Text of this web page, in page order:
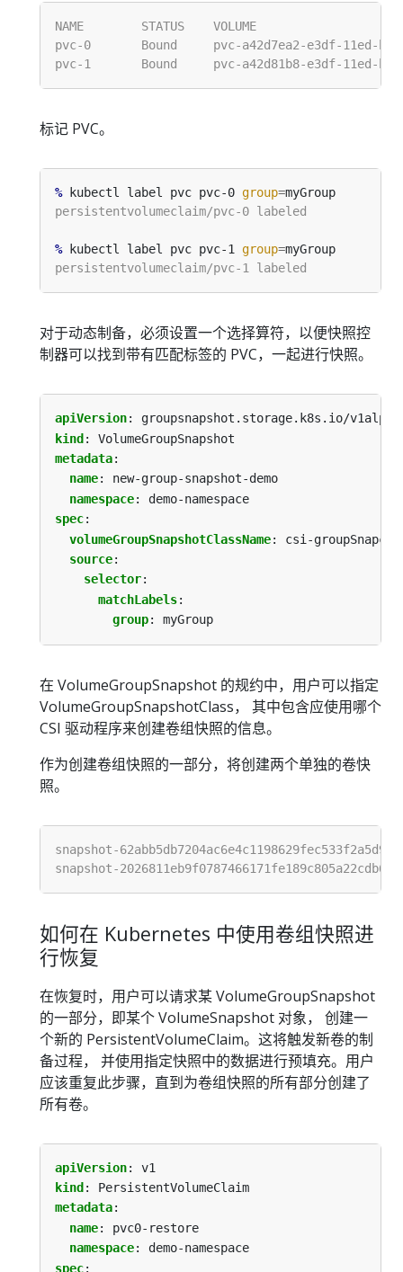
标记 PVC。
% kubectl label pvc pvc-0 group=
% kubectl label pvc pvc-1 group=
对于动态制备，必须设置一个选择算符，以便快照控
制器可以找到带有匹配标签的 PVC，一起进行快照。
apiVersion:
groupsnapshot.storage.k8s.io/
kind:
VolumeGroupSnapshot
metadata:
name:
new-group-snapshot-demo
namespace:
demo-namespace
spec:
volumeGroupSnapshotClassName:
csi-
source:
selector:
matchLabels:
group: myGroup
在 VolumeGroupSnapshot 的规约中，用户可以指定
VolumeGroupSnapshotClass， 其中包含应使用哪个
CSI 驱动程序来创建卷组快照的信息。
作为创建卷组快照的一部分，将创建两个单独的卷快
照。
如何在 Kubernetes 中使用卷组快照进
行恢复
在恢复时，用户可以请求某 VolumeGroupSnapshot
的一部分，即某个 VolumeSnapshot 对象， 创建一
个新的 PersistentVolumeClaim。这将触发新卷的制
备过程， 并使用指定快照中的数据进行预填充。用户
应该重复此步骤，直到为卷组快照的所有部分创建了
所有卷。
apiVersion:
v1
kind :
PersistentVolumeClaim
metadata:
name:
pvc0-restore
namespace:
demo-namespace
spec: